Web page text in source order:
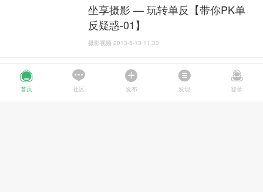
坐享摄影 — 玩转单反【带你PK单
反疑惑-01】
摄影视频 2013-5-13 11:33
坐享摄影 — 轻松构图-02
首页 社区 发布 发现 登录